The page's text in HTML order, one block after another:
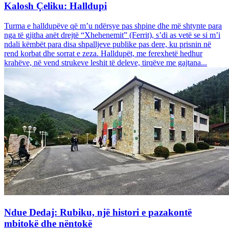
Kalosh Çeliku: Halldupi
Turma e halldupëve që m’u ndërsye pas shpine dhe më shtynte para
nga të gjitha anët drejtë “Xhehenemit” (Ferrit), s’di as vetë se si m’i
ndali këmbët para disa shpalljeve publike pas dere, ku prisnin në
rend korbat dhe sorrat e zeza. Halldupët, me ferexhetë hedhur
krahëve, në vend strukeve leshit të deleve, tirqëve me gajtana...
Ndue Dedaj: Rubiku, një histori e pazakontë
mbitokë dhe nëntokë